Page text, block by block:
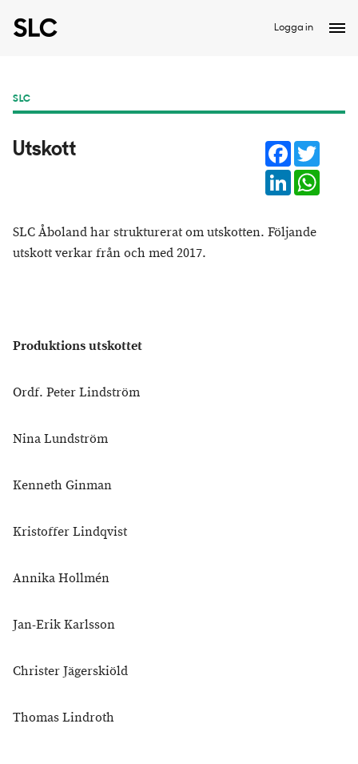
Logga in
SLC
Utskott Facebook
LinkedIn
SLC Åboland har strukturerat om utskotten. Följande
utskott verkar från och med 2017.
Produktions utskottet
Ordf. Peter Lindström
Nina Lundström
Kenneth Ginman
Kristoffer Lindqvist
Annika Hollmén
Jan-Erik Karlsson
Christer Jägerskiöld
Thomas Lindroth